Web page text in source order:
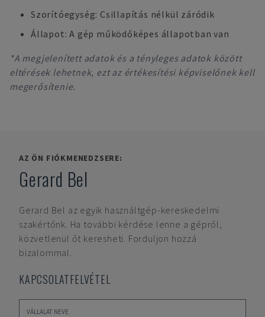
Szorítóegység: Csillapítás nélkül záródik
Állapot: A gép működőképes állapotban van
*A megjelenített adatok és a tényleges adatok között
eltérések lehetnek, ezt az értékesítési képviselőnek kell
megerősítenie.
AZ ÖN FIÓKMENEDZSERE:
Gerard Bel
Gerard Bel az egyik használtgép-kereskedelmi
szakértőnk. Ha további kérdése lenne a gépről,
közvetlenül őt keresheti. Forduljon hozzá
bizalommal.
KAPCSOLATFELVÉTEL